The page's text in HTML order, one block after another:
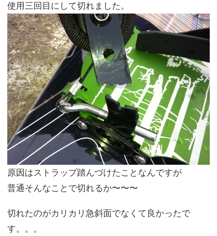
使用三回目にして切れました。
原因はストラップ踏んづけたことなんですが
普通そんなことで切れるか〜〜〜
切れたのがカリカリ急斜面でなくて良かったで
す。。。